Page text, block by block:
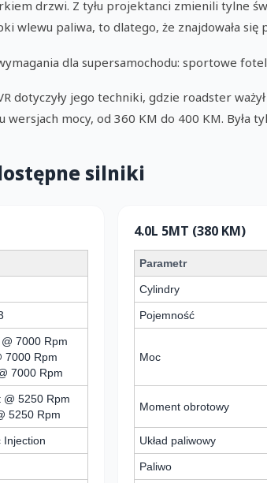
drzwi. Z tyłu projektanci zmienili tylne
wlewu paliwa, to dlatego, że znajdowała
dla supersamochodu: sportowe
dotyczyły jego techniki, gdzie roadster
mocy, od 360 KM do 400 KM. Była
silniki
7000 Rpm
7000 Rpm
7000 Rpm
@ 5250 Rpm
5250 Rpm
Injection
4.0L 5MT (380 KM)
Parametr
Cylindry
Pojemność
Moc
Moment obrotowy
Układ paliwowy
Paliwo